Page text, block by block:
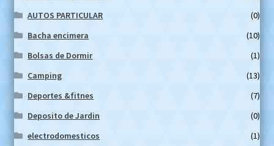
AUTOS PARTICULAR
(0)
Bacha encimera
(10)
Bolsas de Dormir
(1)
Camping
(13)
Deportes &fitnes
(7)
Deposito de Jardin
(0)
electrodomesticos
(1)